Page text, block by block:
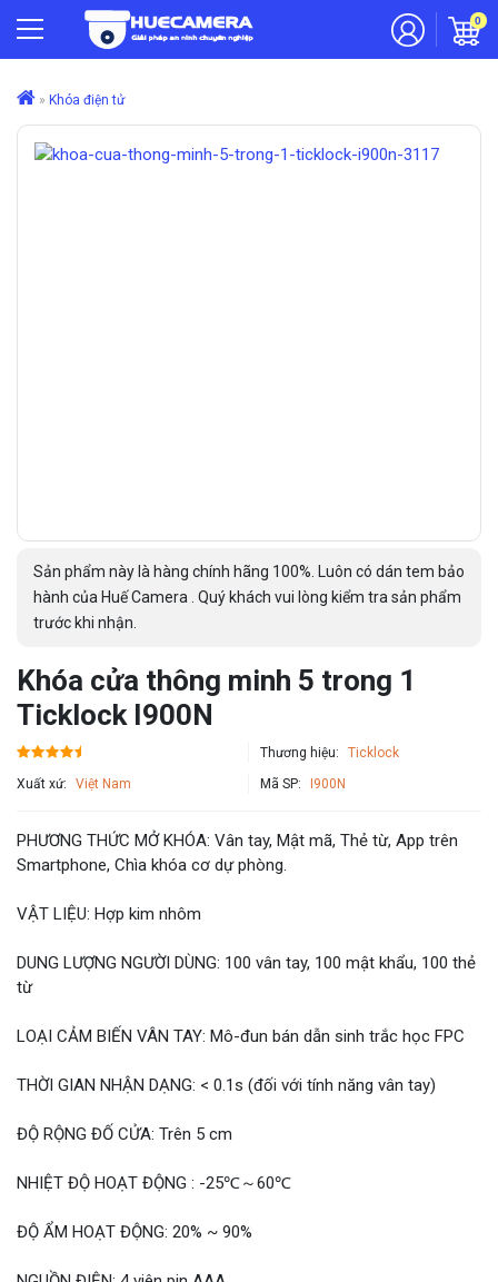
0
» Khóa điện tử
Sản phẩm này là hàng chính hãng 100%. Luôn có dán tem bảo
hành của Huế Camera . Quý khách vui lòng kiểm tra sản phẩm
trước khi nhận.
Khóa cửa thông minh 5 trong 1
Ticklock I900N
Thương hiệu: Ticklock
Xuất xứ: Việt Nam Mã SP: I900N
PHƯƠNG THỨC MỞ KHÓA: Vân tay, Mật mã, Thẻ từ, App trên
Smartphone, Chìa khóa cơ dự phòng.
VẬT LIỆU: Hợp kim nhôm
DUNG LƯỢNG NGƯỜI DÙNG: 100 vân tay, 100 mật khẩu, 100 thẻ
từ
LOẠI CẢM BIẾN VÂN TAY: Mô-đun bán dẫn sinh trắc học FPC
THỜI GIAN NHẬN DẠNG: < 0.1s (đối với tính năng vân tay)
ĐỘ RỘNG ĐỐ CỬA: Trên 5 cm
NHIỆT ĐỘ HOẠT ĐỘNG : -25℃～60℃
ĐỘ ẨM HOẠT ĐỘNG: 20% ~ 90%